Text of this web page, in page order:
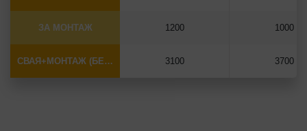
ЗА МОНТАЖ
СВАЯ+МОНТАЖ (БЕЗ ОГОЛОВКА)
1200
3100
1000
3700